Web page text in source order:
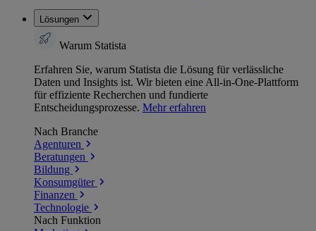
Lösungen
Warum Statista
Erfahren Sie, warum Statista die Lösung für verlässliche
Daten und Insights ist. Wir bieten eine All-in-One-Plattform
für effiziente Recherchen und fundierte
Entscheidungsprozesse. Mehr erfahren
Nach Branche
Agenturen
Beratungen
Bildung
Konsumgüter
Finanzen
Technologie
Nach Funktion